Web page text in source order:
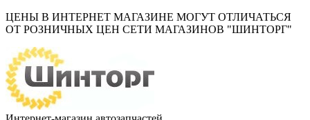
ЦЕНЫ В ИНТЕРНЕТ МАГАЗИНЕ МОГУТ ОТЛИЧАТЬСЯ
ОТ РОЗНИЧНЫХ ЦЕН СЕТИ МАГАЗИНОВ "ШИНТОРГ"